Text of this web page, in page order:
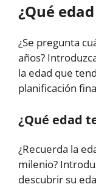
¿Qué
¿Se pregunta
años?
la edad que
planificación
¿Qué edad
¿Recuerda la
milenio?
descubrir su